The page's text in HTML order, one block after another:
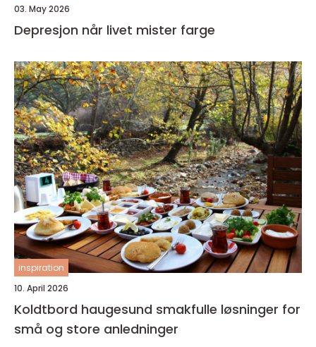
03. May 2026
Depresjon når livet mister farge
inspiration
10. April 2026
Koldtbord haugesund smakfulle løsninger for
små og store anledninger